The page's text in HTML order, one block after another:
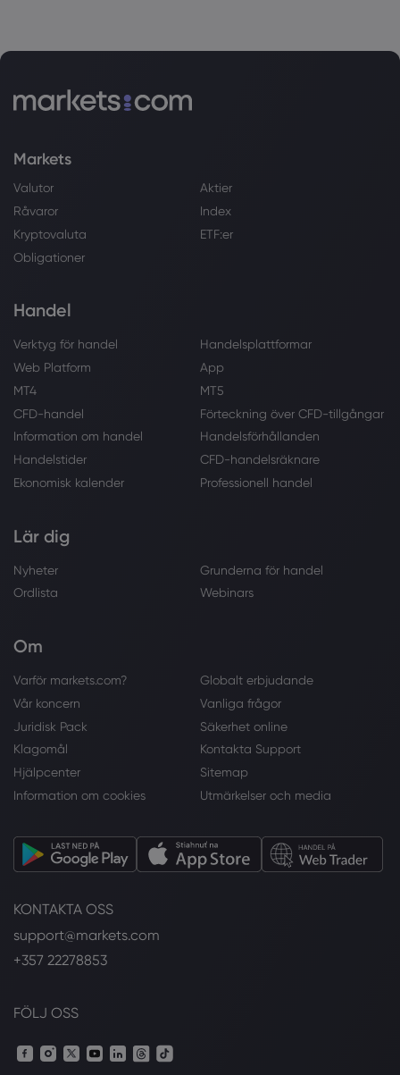
Markets
Valutor
Aktier
Råvaror
Index
Kryptovaluta
ETF:er
Obligationer
Handel
Verktyg för handel
Handelsplattformar
Web Platform
App
MT4
MT5
CFD-handel
Förteckning över CFD-tillgångar
Information om handel
Handelsförhållanden
Handelstider
CFD-handelsräknare
Ekonomisk kalender
Professionell handel
Lär dig
Nyheter
Grunderna för handel
Ordlista
Webinars
Om
Varför markets.com?
Globalt erbjudande
Vår koncern
Vanliga frågor
Juridisk Pack
Säkerhet online
Klagomål
Kontakta Support
Hjälpcenter
Sitemap
Information om cookies
Utmärkelser och media
KONTAKTA OSS
support@markets.com
+357 22278853
FÖLJ OSS